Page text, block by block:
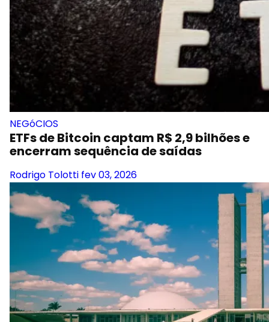
NEGóCIOS
ETFs de Bitcoin captam R$ 2,9 bilhões e
encerram sequência de saídas
Rodrigo Tolotti fev 03, 2026